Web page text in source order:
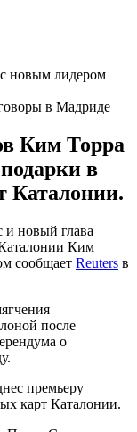
в Мадриде
Ким Торра
в
Каталонии.
новый глава
Каталонии Ким
сообщает Reuters в
после
о
премьеру
карт Каталонии.